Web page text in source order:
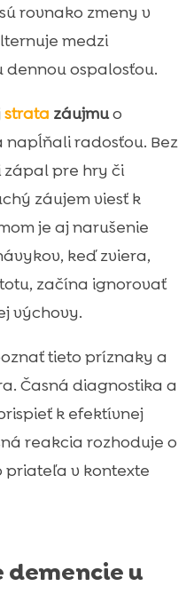
rovnako zmeny v
medzi
ospalosťou.
strata záujmuo
napĺňali radosťou. Bez
pre hry či
záujem viesť k
je aj narušenie
keď zviera,
začína ignorovať
výchovy.
tieto príznaky a
Časná diagnostika a
k efektívnej
reakcia rozhoduje o
priateľa v kontexte
u